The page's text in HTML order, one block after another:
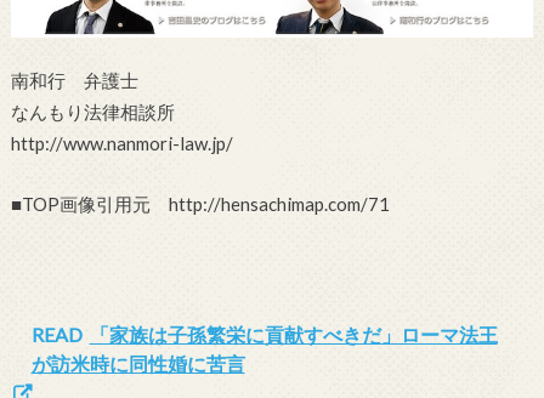
南和行 弁護士
なんもり法律相談所
http://www.nanmori-law.jp/
■TOP画像引用元 http://hensachimap.com/71
READ
「家族は子孫繁栄に貢献すべきだ」ローマ法王
が訪米時に同性婚に苦言